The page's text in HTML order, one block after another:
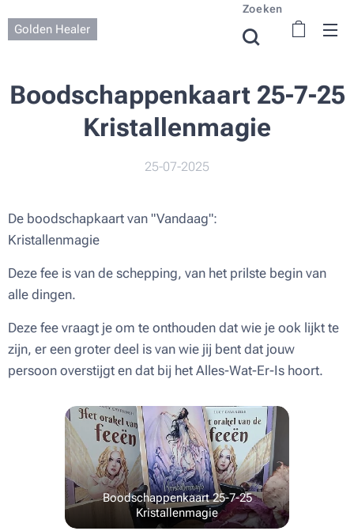
Golden Healer
Zoeken
Boodschappenkaart 25-7-25
Kristallenmagie
25-07-2025
De boodschapkaart van "Vandaag":
Kristallenmagie
Deze fee is van de schepping, van het prilste begin van
alle dingen.
Deze fee vraagt je om te onthouden dat wie je ook lijkt te
zijn, er een groter deel is van wie jij bent dat jouw
persoon overstijgt en dat bij het Alles-Wat-Er-Is hoort.
Boodschappenkaart 25-7-25
Kristallenmagie